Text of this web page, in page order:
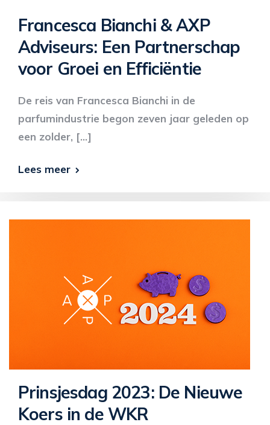
Francesca Bianchi & AXP
Adviseurs: Een Partnerschap
voor Groei en Efficiëntie
De reis van Francesca Bianchi in de
parfumindustrie begon zeven jaar geleden op
een zolder, […]
Lees meer
Prinsjesdag 2023: De Nieuwe
Koers in de WKR